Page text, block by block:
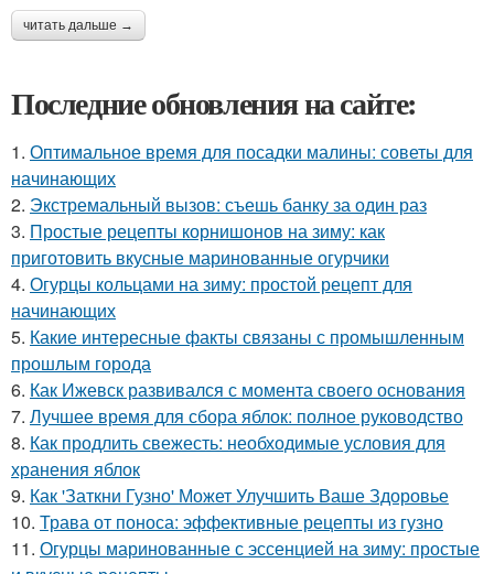
читать дальше →
Последние обновления на сайте:
1. Оптимальное время для посадки малины: советы для
начинающих
2. Экстремальный вызов: съешь банку за один раз
3. Простые рецепты корнишонов на зиму: как
приготовить вкусные маринованные огурчики
4. Огурцы кольцами на зиму: простой рецепт для
начинающих
5. Какие интересные факты связаны с промышленным
прошлым города
6. Как Ижевск развивался с момента своего основания
7. Лучшее время для сбора яблок: полное руководство
8. Как продлить свежесть: необходимые условия для
хранения яблок
9. Как 'Заткни Гузно' Может Улучшить Ваше Здоровье
10. Трава от поноса: эффективные рецепты из гузно
11. Огурцы маринованные с эссенцией на зиму: простые